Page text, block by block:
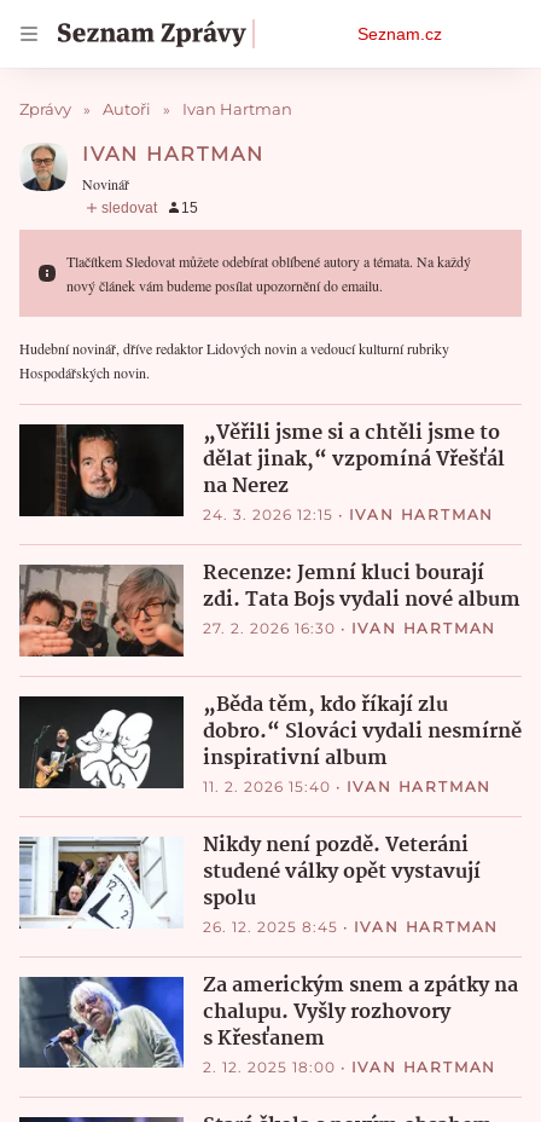
menu
Seznam.cz
Zprávy Autoři Ivan Hartman
IVAN HARTMAN
Novinář
Tlačítkem Sledovat můžete odebírat oblíbené autory a témata. Na každý
nový článek vám budeme posílat upozornění do emailu.
Hudební novinář, dříve redaktor Lidových novin a vedoucí kulturní rubriky
Hospodářských novin.
„Věřili jsme si a chtěli jsme to
dělat jinak,“ vzpomíná Vřešťál
na Nerez
24. 3. 2026 12:15 • IVAN HARTMAN
Recenze: Jemní kluci bourají
zdi. Tata Bojs vydali nové album
27. 2. 2026 16:30 • IVAN HARTMAN
„Běda těm, kdo říkají zlu
dobro.“ Slováci vydali nesmírně
inspirativní album
11. 2. 2026 15:40 • IVAN HARTMAN
Nikdy není pozdě. Veteráni
studené války opět vystavují
spolu
26. 12. 2025 8:45 • IVAN HARTMAN
Za americkým snem a zpátky na
chalupu. Vyšly rozhovory
s Křesťanem
2. 12. 2025 18:00 • IVAN HARTMAN